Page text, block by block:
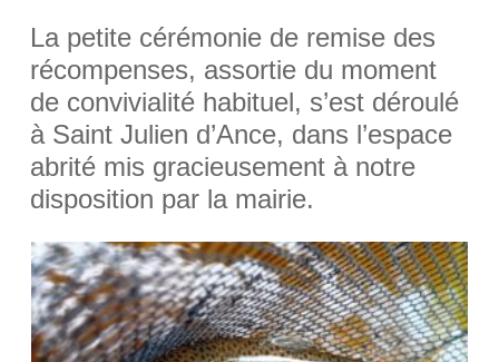
La petite cérémonie de remise des
récompenses, assortie du moment
de convivialité habituel, s’est déroulé
à Saint Julien d’Ance, dans l’espace
abrité mis gracieusement à notre
disposition par la mairie.